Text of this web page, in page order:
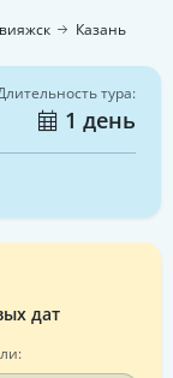
Казань
дат
тура:
1 день